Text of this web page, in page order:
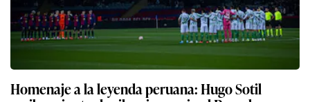
Homenaje a la leyenda peruana: Hugo Sotil